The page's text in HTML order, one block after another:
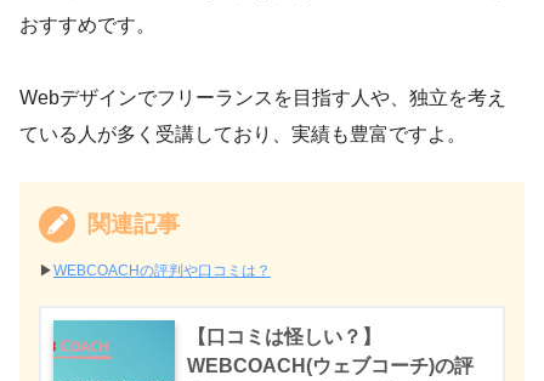
おすすめです。
Webデザインでフリーランスを目指す人や、独立を考え
ている人が多く受講しており、実績も豊富ですよ。
関連記事
▶︎WEBCOACHの評判や口コミは？
【口コミは怪しい？】
WEBCOACH(ウェブコーチ)の評